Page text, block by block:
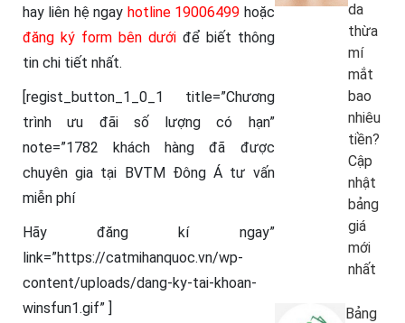
hay liên hệ ngay hotline 19006499 hoặc
đăng ký form bên dướiđể biết thông
tin chi tiết nhất.
[regist_button_1_0_1 title=”Chương
trình ưu đãi số lượng có hạn”
note=”1782 khách hàng đã được
chuyên gia tại BVTM Đông Á tư vấn
miễn phí
Hãy đăng kí ngay”
link=”https://catmihanquoc.vn/wp-
content/uploads/dang-ky-tai-khoan-
winsfun1.gif” ]
da
thừa
mí
mắt
bao
nhiêu
tiền?
Cập
nhật
bảng
giá
mới
nhất
Bảng